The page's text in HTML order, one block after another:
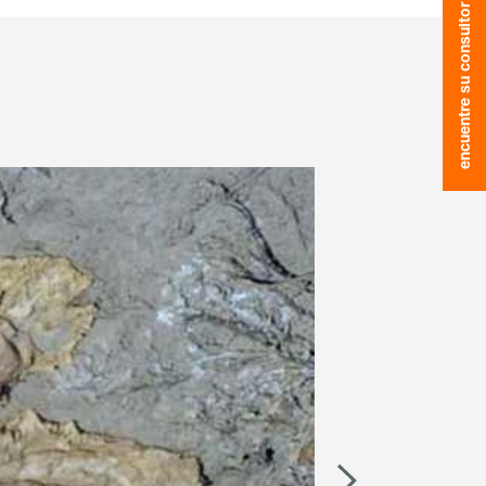
en
encuentre su consultor